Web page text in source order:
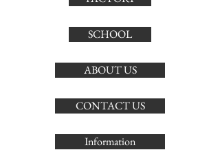
SCHOOL
ABOUT US
CONTACT US
Information